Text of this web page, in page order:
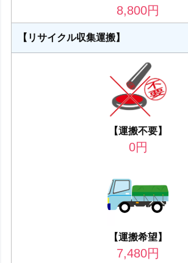
8,800円
【リサイクル収集運搬】
【運搬不要】
0円
【運搬希望】
7,480円